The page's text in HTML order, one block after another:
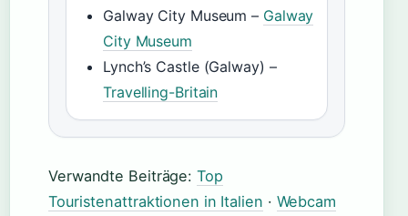
Galway City Museum – Galway
City Museum
Lynch’s Castle (Galway) –
Travelling-Britain
Verwandte Beiträge: Top
Touristenattraktionen in Italien · Webcam